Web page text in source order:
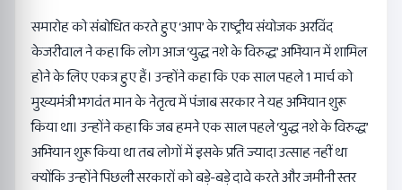
समारोह को संबोधित करते हुए ‘आप’ के राष्ट्रीय संयोजक अरविंद
केजरीवाल ने कहा कि लोग आज ‘युद्ध नशे के विरुद्ध’ अभियान में शामिल
होने के लिए एकत्र हुए हैं। उन्होंने कहा कि एक साल पहले 1 मार्च को
मुख्यमंत्री भगवंत मान के नेतृत्व में पंजाब सरकार ने यह अभियान शुरू
किया था। उन्होंने कहा कि जब हमने एक साल पहले ‘युद्ध नशे के विरुद्ध’
अभियान शुरू किया था तब लोगों में इसके प्रति ज्यादा उत्साह नहीं था
क्योंकि उन्होंने पिछली सरकारों को बड़े-बड़े दावे करते और जमीनी स्तर